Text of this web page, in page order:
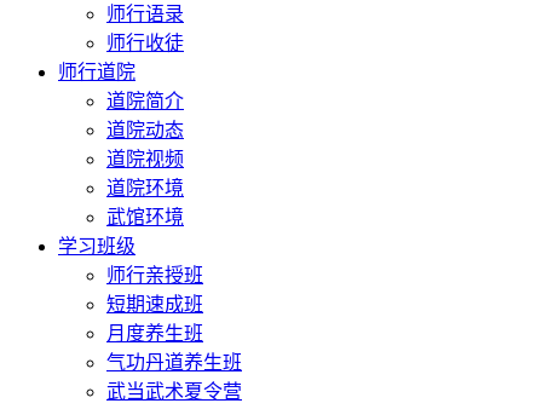
师行语录
师行收徒
师行道院
道院简介
道院动态
道院视频
道院环境
武馆环境
学习班级
师行亲授班
短期速成班
月度养生班
气功丹道养生班
武当武术夏令营